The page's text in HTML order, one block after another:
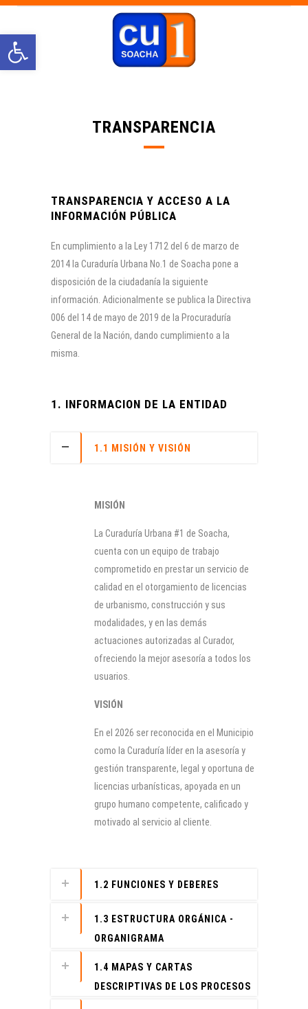
Abrir barra de herramientas
TRANSPARENCIA
TRANSPARENCIA Y ACCESO A LA
INFORMACIÓN PÚBLICA
En cumplimiento a la Ley 1712 del 6 de marzo de
2014 la Curaduría Urbana No.1 de Soacha pone a
disposición de la ciudadanía la siguiente
información. Adicionalmente se publica la Directiva
006 del 14 de mayo de 2019 de la Procuraduría
General de la Nación, dando cumplimiento a la
misma.
1. INFORMACION DE LA ENTIDAD
1.1 MISIÓN Y VISIÓN
MISIÓN
La Curaduría Urbana #1 de Soacha,
cuenta con un equipo de trabajo
comprometido en prestar un servicio de
calidad en el otorgamiento de licencias
de urbanismo, construcción y sus
modalidades, y en las demás
actuaciones autorizadas al Curador,
ofreciendo la mejor asesoría a todos los
usuarios.
VISIÓN
En el 2026 ser reconocida en el Municipio
como la Curaduría líder en la asesoría y
gestión transparente, legal y oportuna de
licencias urbanísticas, apoyada en un
grupo humano competente, calificado y
motivado al servicio al cliente.
1.2 FUNCIONES Y DEBERES
1.3 ESTRUCTURA ORGÁNICA -
ORGANIGRAMA
1.4 MAPAS Y CARTAS
DESCRIPTIVAS DE LOS PROCESOS